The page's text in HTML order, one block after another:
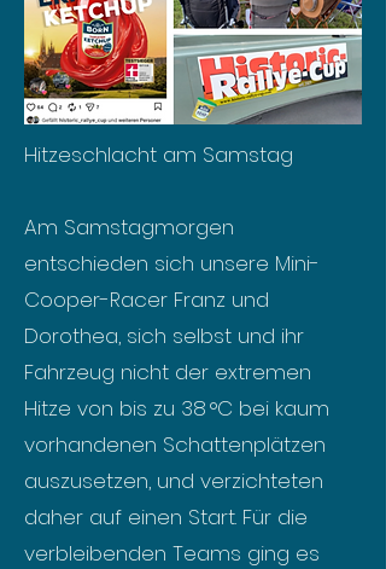
Hitzeschlacht am Samstag
Am Samstagmorgen
entschieden sich unsere Mini-
Cooper-Racer Franz und
Dorothea, sich selbst und ihr
Fahrzeug nicht der extremen
Hitze von bis zu 38 °C bei kaum
vorhandenen Schattenplätzen
auszusetzen, und verzichteten
daher auf einen Start. Für die
verbleibenden Teams ging es